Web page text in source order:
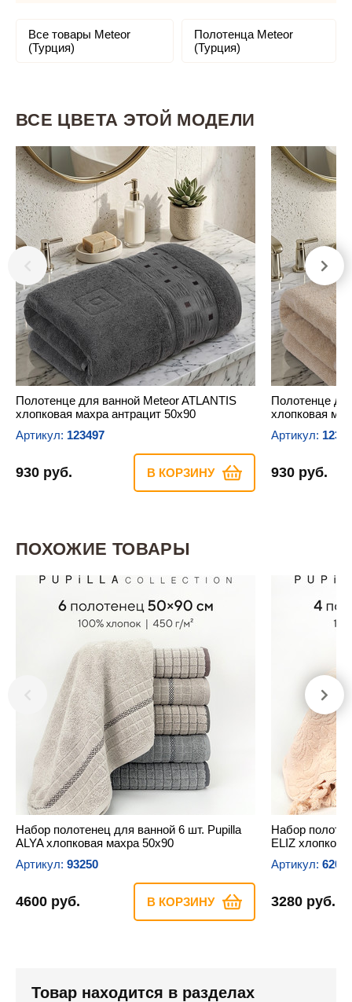
Все товары Meteor
(Турция)
Полотенца Meteor
(Турция)
ВСЕ ЦВЕТА ЭТОЙ МОДЕЛИ
Полотенце для ванной Meteor ATLANTIS
хлопковая махра антрацит 50х90
Артикул: 123497
930 руб. В КОРЗИНУ
Полотенце
хлопковая
Артикул:
930 руб.
ПОХОЖИЕ ТОВАРЫ
Набор полотенец для ванной 6 шт. Pupilla
ALYA хлопковая махра 50х90
Артикул: 93250
4600 руб. В КОРЗИНУ
Набор
ELIZ
Артикул:
3280 руб.
Товар находится в разделах